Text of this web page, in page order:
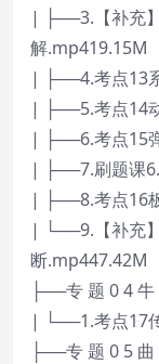
| ├──3.【补充
解.mp419.15M
| ├──4.考点13
| ├──5.考点14
| ├──6.考点15
| ├──7.刷题课
| ├──8.考点16
| └──9.【补充
断.mp447.42M
├──专 题 0 4
| └──1.考点17
├──专 题 0 5